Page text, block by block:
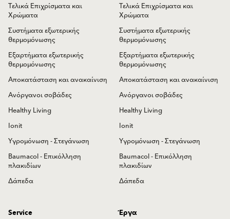
Τελικά Επιχρίσματα και
Χρώματα
Συστήματα εξωτερικής
θερμομόνωσης
Εξαρτήματα εξωτερικής
θερμομόνωσης
Αποκατάσταση και ανακαίνιση
Ανόργανοι σοβάδες
Healthy Living
Ionit
Υγρομόνωση - Στεγάνωση
Baumacol - Επικόλληση
πλακιδίων
Δάπεδα
Τελικά Επιχρίσματα και
Χρώματα
Συστήματα εξωτερικής
θερμομόνωσης
Εξαρτήματα εξωτερικής
θερμομόνωσης
Αποκατάσταση και ανακαίνιση
Ανόργανοι σοβάδες
Healthy Living
Ionit
Υγρομόνωση - Στεγάνωση
Baumacol - Επικόλληση
πλακιδίων
Δάπεδα
Service
Έργα